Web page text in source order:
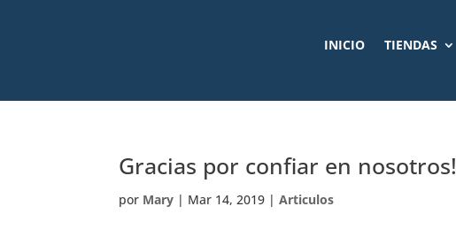
INICIO TIENDAS
Gracias por confiar en nosotros!
por Mary | Mar 14, 2019 |Articulos